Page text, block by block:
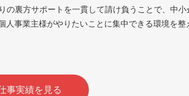
の裏方サポートを一貫して請け負うことで、中小
人事業主様がやりたいことに集中できる環境を整
事実績を見る